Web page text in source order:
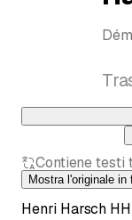
Contiene testi
Mostra l'originale in
Henri Harsch